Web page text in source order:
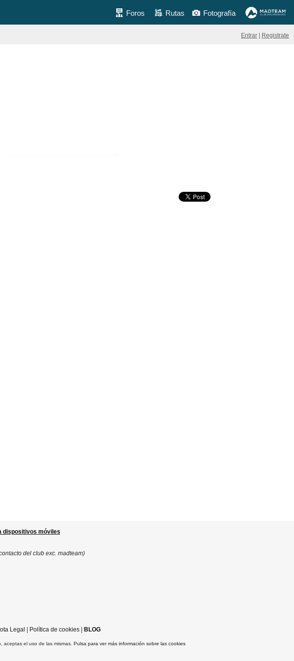
Foros Rutas Fotografía
Entrar Registrate
dispositivos móviles
del club exc. madteam)
Legal Política de cookies| BLOG
aceptas el uso de las mismas. Pulsa para ver más información sobre las cookies